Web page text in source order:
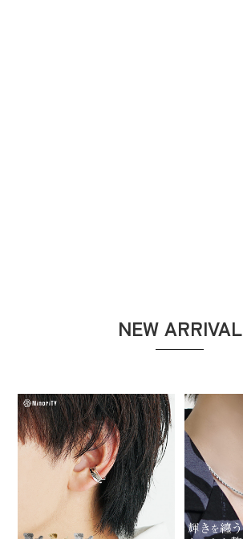
NEW ARRIVAL